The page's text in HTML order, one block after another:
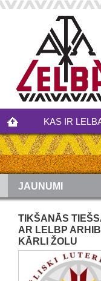
KAS IR
JAUNUMI
TIKŠANĀS
AR LELBP
KĀRLI ŽOLU